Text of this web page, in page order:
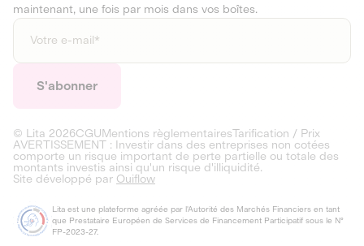
maintenant, une fois par mois dans vos boîtes.
© Lita 2026CGUMentions règlementairesTarification / Prix
AVERTISSEMENT : Investir dans des entreprises non cotées
comporte un risque important de perte partielle ou totale des
montants investis ainsi qu'un risque d'illiquidité.
Site développé par Ouiflow
Lita est une plateforme agréée par l'Autorité des Marchés Financiers en tant
que Prestataire Européen de Services de Financement Participatif sous le N°
FP-2023-27.